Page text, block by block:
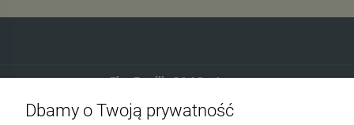
Eko-Familia GAJ Sp.Jawna
Gdańska 60
Dbamy o Twoją prywatność